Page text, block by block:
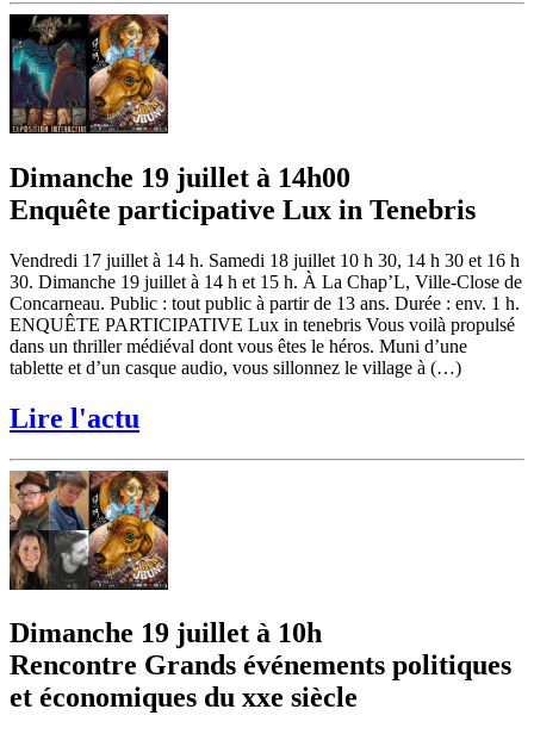
Dimanche 19 juillet à 14h00
Enquête participative Lux in Tenebris
Vendredi 17 juillet à 14 h. Samedi 18 juillet 10 h 30, 14 h 30 et 16 h
30. Dimanche 19 juillet à 14 h et 15 h. À La Chap’L, Ville-Close de
Concarneau. Public : tout public à partir de 13 ans. Durée : env. 1 h.
ENQUÊTE PARTICIPATIVE Lux in tenebris Vous voilà propulsé
dans un thriller médiéval dont vous êtes le héros. Muni d’une
tablette et d’un casque audio, vous sillonnez le village à (…)
Lire l'actu
Dimanche 19 juillet à 10h
Rencontre Grands événements politiques
et économiques du xxe siècle